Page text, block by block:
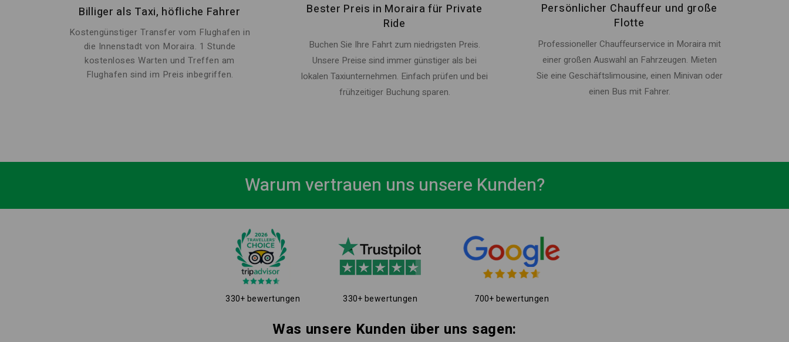
Billiger als Taxi, höfliche Fahrer
Kostengünstiger Transfer vom Flughafen in
die Innenstadt von Moraira. 1 Stunde
kostenloses Warten und Treffen am
Flughafen sind im Preis inbegriffen.
Bester Preis in Moraira für Private
Ride
Buchen Sie Ihre Fahrt zum niedrigsten Preis.
Unsere Preise sind immer günstiger als bei
lokalen Taxiunternehmen. Einfach prüfen und bei
frühzeitiger Buchung sparen.
Persönlicher Chauffeur und große
Flotte
Professioneller Chauffeurservice in Moraira mit
einer großen Auswahl an Fahrzeugen. Mieten
Sie eine Geschäftslimousine, einen Minivan oder
einen Bus mit Fahrer.
Warum vertrauen uns unsere Kunden?
330+ bewertungen 330+ bewertungen 700+ bewertungen
Was unsere Kunden über uns sagen: